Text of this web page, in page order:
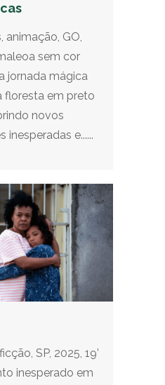
animação, GO,
sem cor
jornada mágica
floresta em preto
novos
inesperadas e......
SP, 2025, 19’
inesperado em